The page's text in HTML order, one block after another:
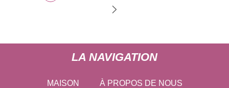
LA NAVIGATION
MAISON À PROPOS DE NOUS